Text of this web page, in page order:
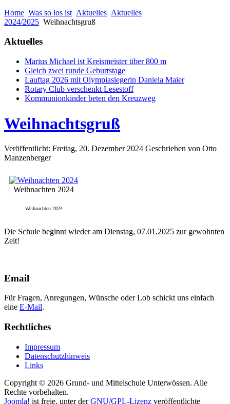
Home Was so los ist Aktuelles Aktuelles
2024/2025 Weihnachtsgruß
Aktuelles
Marius Michael ist Kreismeister über 800 m
Gleich zwei runde Geburtstage
Lauftag 2026 mit Olympiasiegerin Daniela Maier
Rotary Club verschenkt Lesestoff
Kommunionkinder beten den Kreuzweg
Weihnachtsgruß
Veröffentlicht: Freitag, 20. Dezember 2024 Geschrieben von Otto
Manzenberger
Weihnachten 2024
Weihnachten 2024
Die Schule beginnt wieder am Dienstag, 07.01.2025 zur gewohnten
Zeit!
Email
Für Fragen, Anregungen, Wünsche oder Lob schickt uns einfach
eine E-Mail.
Rechtliches
Impressum
Datenschutzhinweis
Links
Copyright © 2026 Grund- und Mittelschule Unterwössen. Alle
Rechte vorbehalten.
Joomla! ist freie, unter derGNU/GPL-Lizenz veröffentlichte